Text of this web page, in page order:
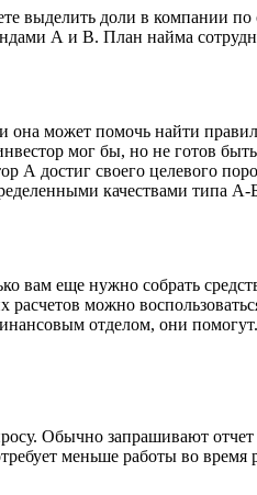
выделить доли в компании
А и В. План найма
может помочь найти
мог бы, но не готов
достиг своего целевого
качествами типа
вам еще нужно собрать
можно
отделом, они помогут.
Обычно запрашивают
меньше работы во